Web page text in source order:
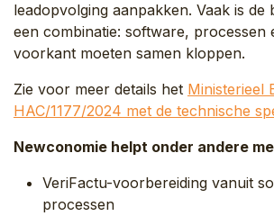
leadopvolging aanpakken. Vaak is de
een combinatie: software, processen
voorkant moeten samen kloppen.
Zie voor meer details het Ministerieel
HAC/1177/2024 met de technische
Newconomie helpt onder andere
VeriFactu-voorbereiding vanuit
processen